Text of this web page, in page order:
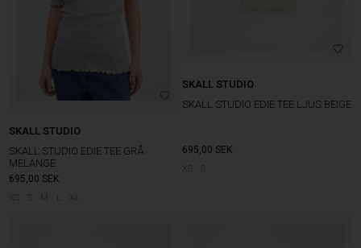
SKALL STUDIO
SKALL STUDIO EDIE TEE GRÅ
MELANGE
695,00 SEK
SKALL STUDIO
SKALL STUDIO EDIE TEE LJUS BEIGE
695,00 SEK